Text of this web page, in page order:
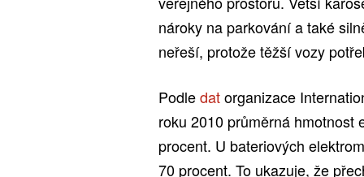
nároky na parkování a také
neřeší, protože těžší vozy
Podledatorganizace
roku 2010 průměrná hmotnost
procent. U bateriových
70 procent. To ukazuje, že